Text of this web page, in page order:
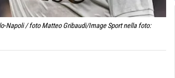
Napoli / foto Matteo Gribaudi/Image Sport nella foto: